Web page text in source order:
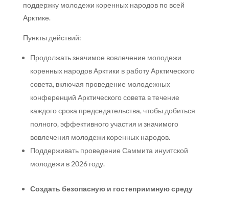
поддержку молодежи коренных народов по всей
Арктике.
Пункты действий:
Продолжать значимое вовлечение молодежи
коренных народов Арктики в работу Арктического
совета, включая проведение молодежных
конференций Арктического совета в течение
каждого срока председательства, чтобы добиться
полного, эффективного участия и значимого
вовлечения молодежи коренных народов.
Поддерживать проведение Саммита инуитской
молодежи в 2026 году.
Создать безопасную и гостеприимную среду